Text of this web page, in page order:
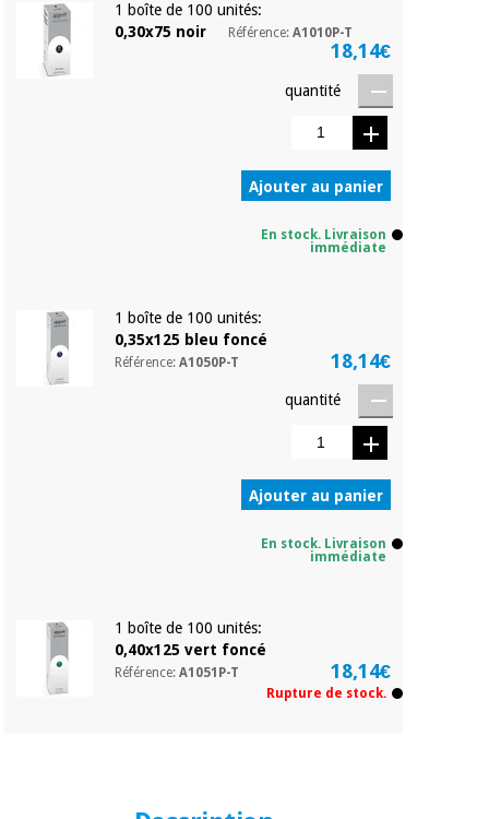
1 boîte de 100 unités:
0,30x75 noir
Référence:A1010P-T
18,14€
quantité
Ajouter au panier
En stock. Livraison
immédiate
1 boîte de 100 unités:
0,35x125 bleu foncé
Référence:A1050P-T 18,14€
quantité
Ajouter au panier
En stock. Livraison
immédiate
1 boîte de 100 unités:
0,40x125 vert foncé
Référence:A1051P-T 18,14€
Rupture de stock.